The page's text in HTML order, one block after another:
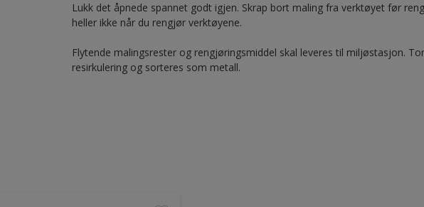
Lukk det åpnede spannet godt igjen. Skrap bort maling fra verktøyet før
heller ikke når du rengjør verktøyene.
Flytende malingsrester og rengjøringsmiddel skal leveres til miljøstasjon.
resirkulering og sorteres som metall.